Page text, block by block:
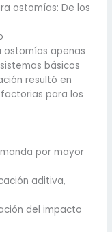
ostomías: De los
ostomías apenas
básicos
resultó en
para los
por mayor
aditiva,
del impacto